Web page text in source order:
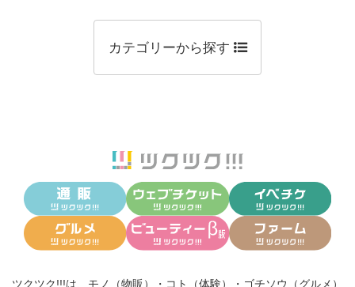
カテゴリーから探す
ツクツク!!!は、 モノ（物販） ・ コト（体験） ・ ゴチソウ（グルメ）